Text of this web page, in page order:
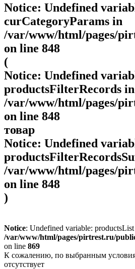
Notice: Undefined
curCategoryParams in
/var/www/html/pages/
on line 848
(
Notice: Undefined
productsFilterRecords in
/var/www/html/pages/
on line 848
товар
Notice: Undefined
/var/www/html/pages/
on line 848
)
Notice: Undefined variable:
/var/www/html/pages/pirtrest.ru/
on line 869
К сожалению, по выбранным
отсутствует